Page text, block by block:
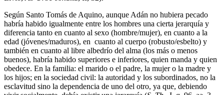
Según Santo Tomás de Aquino, aunque Adán no hubiera pecado
habría habido igualmente entre los hombres una cierta jerarquía y
diferencia tanto en cuanto al sexo (hombre/mujer), en cuanto a la
edad (jóvenes/maduros), en cuanto al cuerpo (robusto/esbelto) y
también en cuanto al libre albedrío del alma (los más o menos
buenos), habría habido superiores e inferiores, quien manda y quien
obedece. En la familia: el marido o el padre, la mujer o la madre y
los hijos; en la sociedad civil: la autoridad y los subordinados, no la
esclavitud sino la dependencia de uno del otro, ya que, debiendo